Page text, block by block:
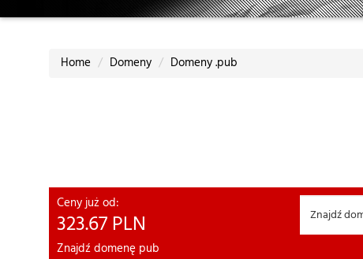
Home Domeny Domeny .pub
Ceny już od:
323.67 PLN
Znajdź domenę pub